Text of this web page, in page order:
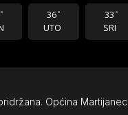
° 36 °
UTO
33 °
SRI
Općina Martijanec